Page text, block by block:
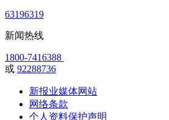
63196319
新闻热线
1800-7416388
或 92288736
新报业媒体网站
网络条款
个人资料保护声明